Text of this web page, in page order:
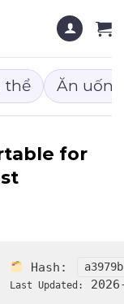
thể Ăn
for
Hash:
Last Updated: